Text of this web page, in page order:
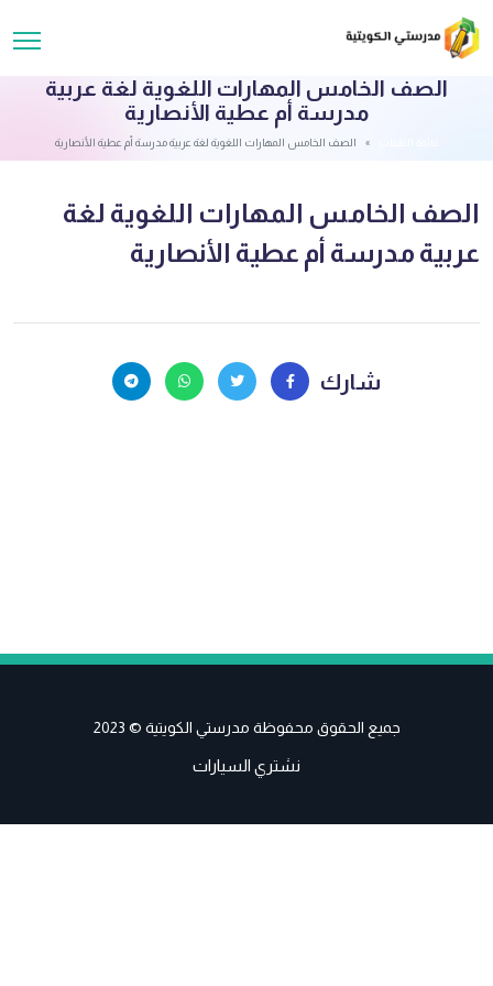
الصف الخامس المهارات اللغوية لغة عربية
مدرسة أم عطية الأنصارية
الصف الخامس المهارات اللغوية لغة عربية مدرسة أم عطية الأنصارية
الصف الخامس المهارات اللغوية لغة
عربية مدرسة أم عطية الأنصارية
شارك
جميع الحقوق محفوظة مدرستي الكويتية © 2023
نشتري السيارات